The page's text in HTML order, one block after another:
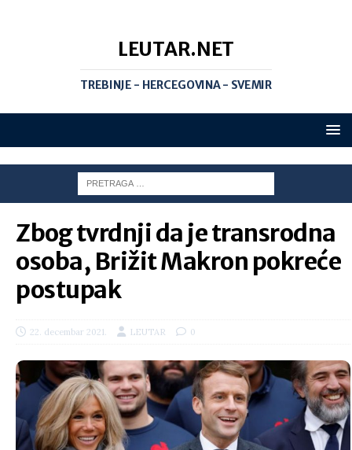
LEUTAR.NET
TREBINJE - HERCEGOVINA - SVEMIR
Zbog tvrdnji da je transrodna
osoba, Brižit Makron pokreće
postupak
22. decembar 2021. LEUTAR 0